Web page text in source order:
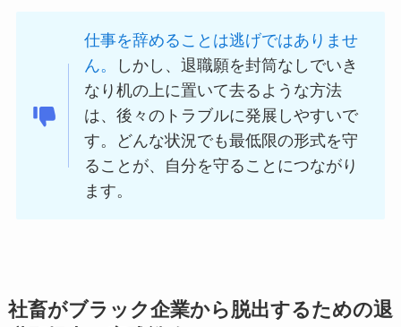
仕事を辞めることは逃げではありませ
ん。
しかし、退職願を封筒なしでいき
なり机の上に置いて去るような方法
は、後々のトラブルに発展しやすいで
す。どんな状況でも最低限の形式を守
ることが、自分を守ることにつながり
ます。
社畜がブラック企業から脱出するための退